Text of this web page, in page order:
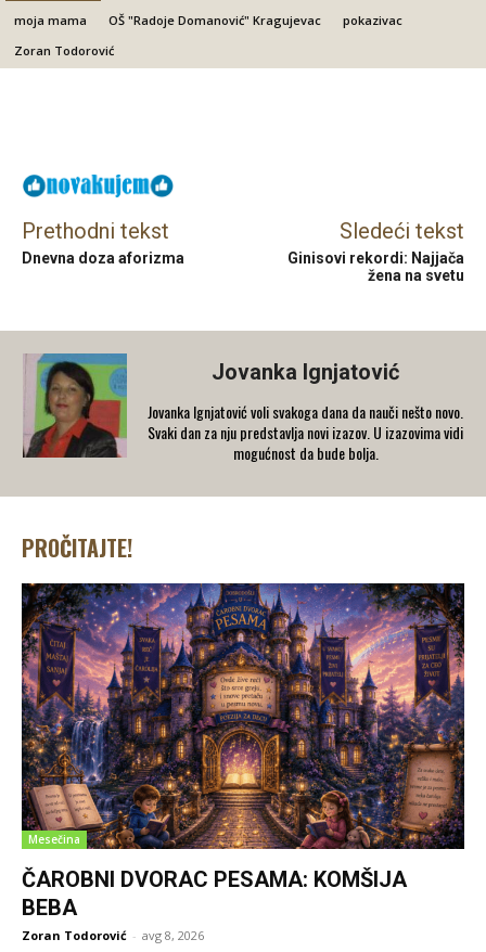
moja mama
OŠ "Radoje Domanović" Kragujevac
pokazivac
Zoran Todorović
Prethodni tekst
Dnevna doza aforizma
Sledeći tekst
Ginisovi rekordi: Najjača
žena na svetu
Jovanka Ignjatović
Jovanka Ignjatović voli svakoga dana da nauči nešto novo.
Svaki dan za nju predstavlja novi izazov. U izazovima vidi
mogućnost da bude bolja.
PROČITAJTE!
Mesečina
ČAROBNI DVORAC PESAMA: KOMŠIJA
BEBA
Zoran Todorović - avg 8, 2026